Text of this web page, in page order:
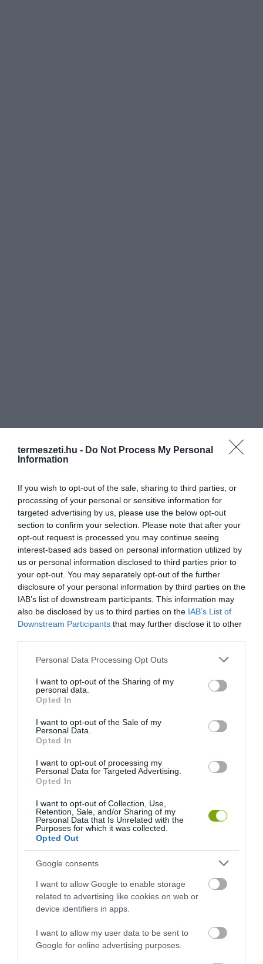
termeszeti.hu - Do Not Process My Personal
Information
If you wish to opt-out of the sale, sharing to third parties, or
processing of your personal or sensitive information for
targeted advertising by us, please use the below opt-out
section to confirm your selection. Please note that after your
opt-out request is processed you may continue seeing
interest-based ads based on personal information utilized by
us or personal information disclosed to third parties prior to
your opt-out. You may separately opt-out of the further
disclosure of your personal information by third parties on the
IAB’s list of downstream participants. This information may
also be disclosed by us to third parties on the IAB’s List of
Downstream Participants that may further disclose it to other
Please note that this website/app uses one or more Google
not limited to your visit or usage behaviour. You may click to
grant or deny consent to Google and its third-party tags to
use your data for below specified purposes in below Google
consent section.
Personal Data Processing Opt Outs
I want to opt-out of the Sharing of my
personal data.
Opted In
I want to opt-out of the Sale of my
Personal Data.
Opted In
I want to opt-out of processing my
Personal Data for Targeted Advertising.
Opted In
I want to opt-out of Collection, Use,
Retention, Sale, and/or Sharing of my
Personal Data that Is Unrelated with the
Purposes for which it was collected.
Opted Out
Google consents
I want to allow Google to enable storage
related to advertising like cookies on web or
device identifiers in apps.
I want to allow my user data to be sent to
Google for online advertising purposes.
AZONNAL MEGSZÜNTETI A CSUKLÁST
ENGEDJENEK MÁSOKAT IS FELSZÁLLNI! JAPÁN HIVATÁSOS
HASONLÓ ÉRDEKESSÉGEK
A KORALLZÁTONY NEM CSAK
SZÍNES HALAKBÓL ÁLL: MOST
NEM CSAK A FÖLD
SZOMJAZIK: LÉGKÖRI ASZÁLY